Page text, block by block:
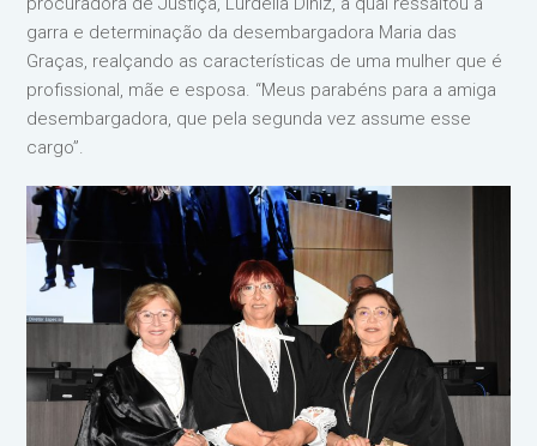
garra e determinação da desembargadora Maria das
Graças, realçando as características de uma mulher que é
profissional, mãe e esposa. “Meus parabéns para a amiga
desembargadora, que pela segunda vez assume esse
cargo”.